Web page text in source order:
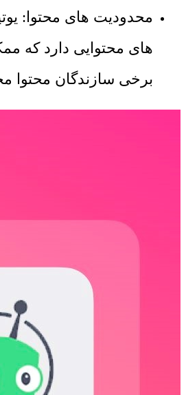
محدودیت های محتوا:
های محتوایی دارد که
برخی سازندگان محتوا